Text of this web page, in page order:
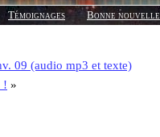
Témoignages Bonne nouvelle
09 (audio mp3 et texte)
! »